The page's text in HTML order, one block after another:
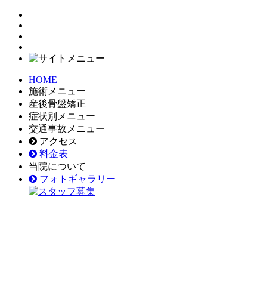
HOME
施術メニュー
産後骨盤矯正
症状別メニュー
交通事故メニュー
アクセス
料金表
当院について
フォトギャラリー